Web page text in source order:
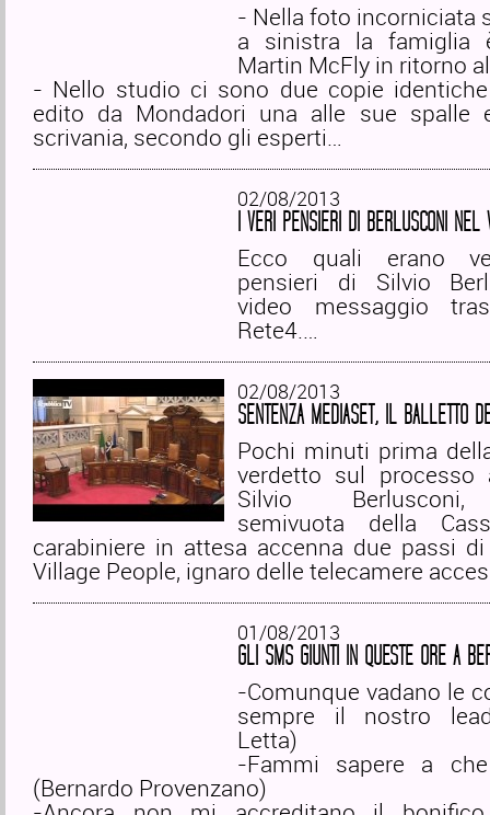
- Nella foto incorniciata
a sinistra la famiglia
Martin McFly in ritorno
- Nello studio ci sono due copie
edito da Mondadori una alle sue spalle
scrivania, secondo gli esperti…
02/08/2013
I VERI PENSIERI DI BERLUSCONI NEL
Ecco quali erano
pensieri di Silvio
video messaggio
Rete4.…
02/08/2013
SENTENZA MEDIASET, IL BALLETTO
Pochi minuti prima
verdetto sul
Silvio Berlusconi,
semivuota della
carabiniere in attesa accenna due passi
Village People, ignaro delle telecamere
01/08/2013
GLI SMS GIUNTI IN QUESTE ORE A
-Comunque vadano le
sempre il nostro
Letta)
-Fammi sapere a
(Bernardo Provenzano)